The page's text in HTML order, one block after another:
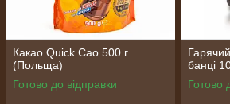
Какао Quick Cao 500 г
(Польща)
Готово до відправки
банці
Готово